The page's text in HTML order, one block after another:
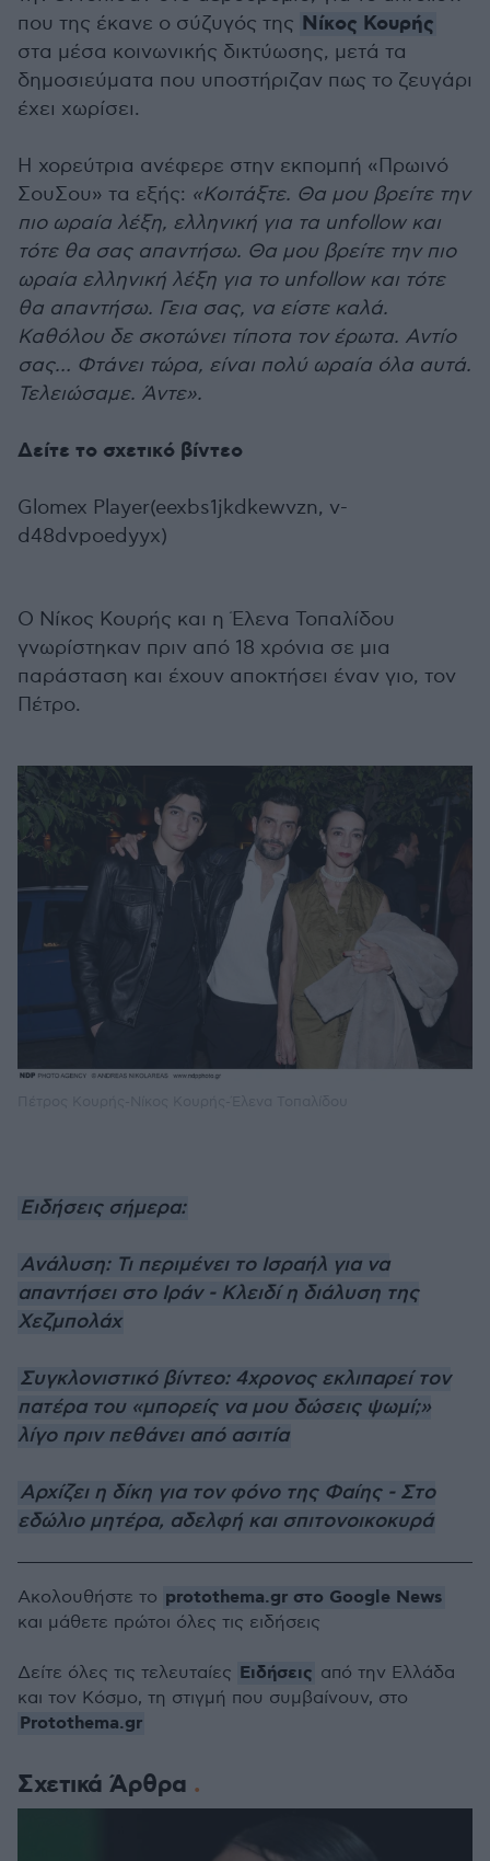
που της έκανε ο σύζυγός της Νίκος Κουρής
στα μέσα κοινωνικής δικτύωσης, μετά τα
δημοσιεύματα που υποστήριζαν πως το ζευγάρι
έχει χωρίσει.
Η χορεύτρια ανέφερε στην εκπομπή «Πρωινό
ΣουΣου» τα εξής: «Κοιτάξτε. Θα μου βρείτε την
πιο ωραία λέξη, ελληνική για τα unfollow και
τότε θα σας απαντήσω. Θα μου βρείτε την πιο
ωραία ελληνική λέξη για το unfollow και τότε
θα απαντήσω. Γεια σας, να είστε καλά.
Καθόλου δε σκοτώνει τίποτα τον έρωτα. Αντίο
σας… Φτάνει τώρα, είναι πολύ ωραία όλα αυτά.
Τελειώσαμε. Άντε».
Δείτε το σχετικό βίντεο
Glomex Player(eexbs1jkdkewvzn, v-
d48dvpoedyyx)
Ο Νίκος Κουρής και η Έλενα Τοπαλίδου
γνωρίστηκαν πριν από 18 χρόνια σε μια
παράσταση και έχουν αποκτήσει έναν γιο, τον
Πέτρο.
Ειδήσεις σήμερα:
Ανάλυση: Τι περιμένει το Ισραήλ για να
απαντήσει στο Ιράν - Κλειδί η διάλυση της
Χεζμπολάχ
Συγκλονιστικό βίντεο: 4χρονος εκλιπαρεί τον
πατέρα του «μπορείς να μου δώσεις ψωμί;»
λίγο πριν πεθάνει από ασιτία
Αρχίζει η δίκη για τον φόνο της Φαίης - Στο
εδώλιο μητέρα, αδελφή και σπιτονοικοκυρά
Σχετικά Άρθρα
Ακολουθήστε το protothema.gr στο Google News
και μάθετε πρώτοι όλες τις ειδήσεις
Δείτε όλες τις τελευταίες Ειδήσεις από την Ελλάδα
και τον Κόσμο, τη στιγμή που συμβαίνουν, στο
Protothema.gr